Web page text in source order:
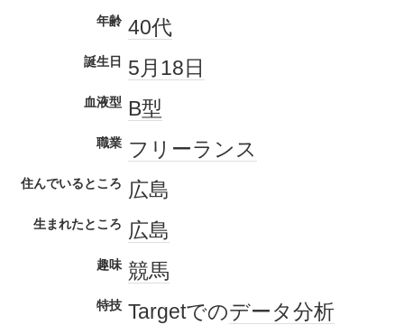
年齢 40代
誕生日 5月18日
血液型 B型
職業 フリーランス
住んでいるところ 広島
生まれたところ 広島
趣味 競馬
特技 Targetでのデータ分析